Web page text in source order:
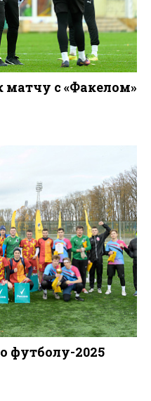
матчу c «Факелом»
футболу-2025